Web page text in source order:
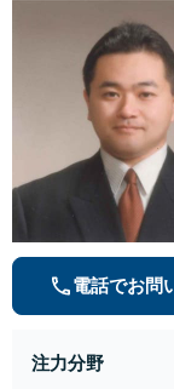
電話でお問
注力分野